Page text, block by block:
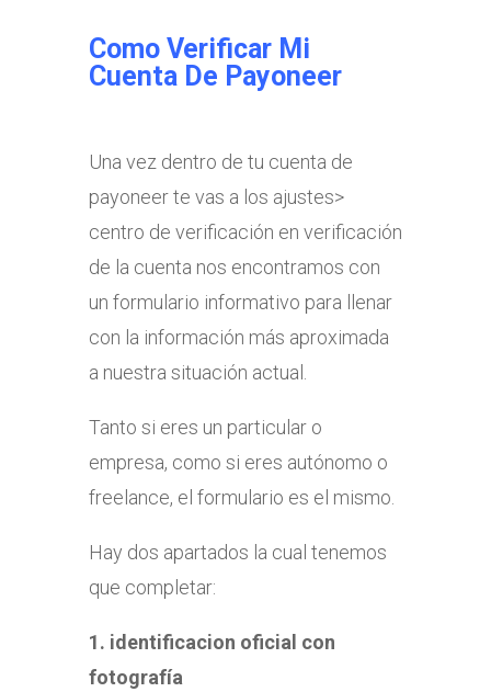
Como Verificar Mi
Cuenta De Payoneer
Una vez dentro de tu cuenta de
payoneer te vas a los ajustes>
centro de verificación en verificación
de la cuenta nos encontramos con
un formulario informativo para llenar
con la información más aproximada
a nuestra situación actual.
Tanto si eres un particular o
empresa, como si eres autónomo o
freelance, el formulario es el mismo.
Hay dos apartados la cual tenemos
que completar:
1. identificacion oficial con
fotografía